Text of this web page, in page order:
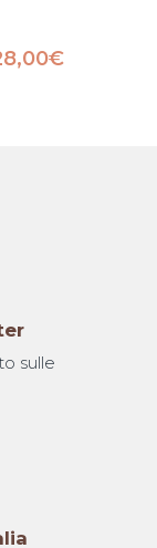
€
sulle